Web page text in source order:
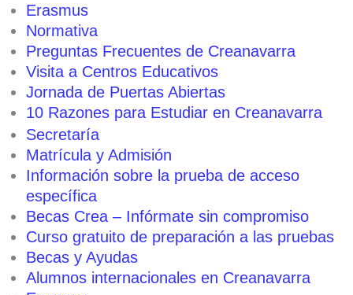
Erasmus
Normativa
Preguntas Frecuentes de Creanavarra
Visita a Centros Educativos
Jornada de Puertas Abiertas
10 Razones para Estudiar en Creanavarra
Secretaría
Matrícula y Admisión
Información sobre la prueba de acceso
específica
Becas Crea – Infórmate sin compromiso
Curso gratuito de preparación a las pruebas
Becas y Ayudas
Alumnos internacionales en Creanavarra